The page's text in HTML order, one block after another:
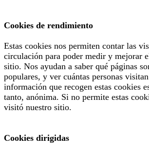
Cookies de rendimiento
Estas cookies nos permiten contar las
circulación para poder medir y mejorar
sitio. Nos ayudan a saber qué páginas
populares, y ver cuántas personas
información que recogen estas cookies
tanto, anónima. Si no permite estas
visitó nuestro sitio.
Cookies dirigidas